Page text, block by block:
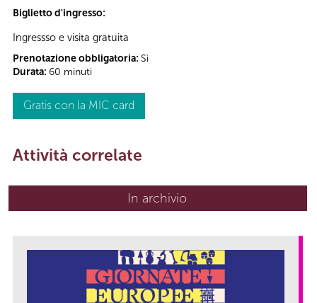
Biglietto d'ingresso:
Ingressso e visita gratuita
Prenotazione obbligatoria: Sì
Durata: 60 minuti
Gratis con la MIC card
Attività correlate
In archivio